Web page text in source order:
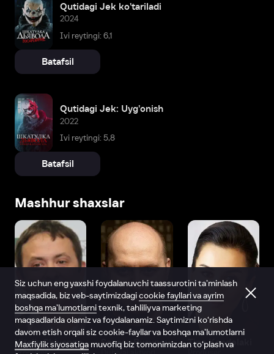
Qutidagi Jek ko'tariladi
2024
Ivi reytingi: 6,1
Batafsil
Qutidagi Jek: Uyg'onish
2022
Ivi reytingi: 5,8
Batafsil
Mashhur shaxslar
Vitaliy Shlyappo Sergey Burunov Tina Kandelaki
Siz uchun eng yaxshi foydalanuvchi taassurotini ta’minlash
maqsadida, biz veb-saytimizdagicookie fayllari va ayrim
boshqa ma’lumotlarnitexnik, tahliliy va marketing
maqsadlarida olamiz va foydalanamiz. Saytimizni ko‘rishda
davom etish orqali siz cookie-fayllar va boshqa ma’lumotlarni
Maxfiylik siyosatiga muvofiq biz tomonimizdan to‘plash va